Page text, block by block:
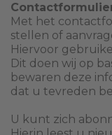
Met het
stellen of
Hiervoor
Dit doen wij op
bewaren deze
dat u tevreden
U kunt zich